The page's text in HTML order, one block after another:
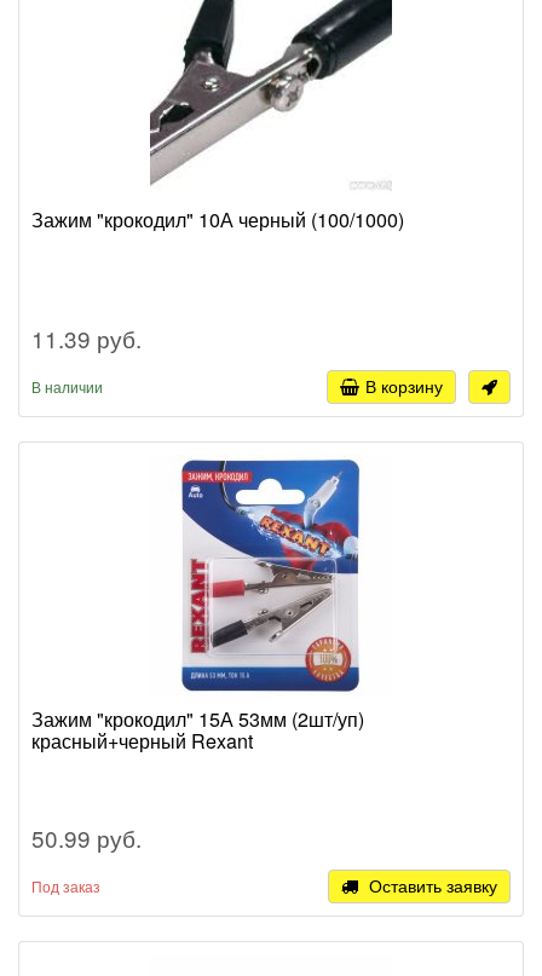
Зажим "крокодил" 10А черный (100/1000)
11.39 руб.
В наличии В корзину
Зажим "крокодил" 15А 53мм (2шт/уп)
красный+черный Rexant
50.99 руб.
Под заказ Оставить заявку